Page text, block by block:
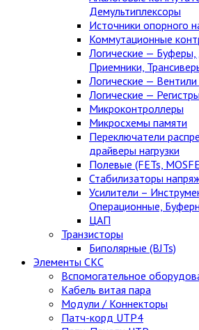
Демультиплексоры
Источники опорного
Коммутационные
Логические —
Приемники,
Логические —
Логические —
Микроконтроллеры
Микросхемы памяти
Переключатели
драйверы нагрузки
Полевые (FETs,
Стабилизаторы
Усилители –
Операционные,
ЦАП
Транзисторы
Биполярные (BJTs)
Элементы СКС
Вспомогательное
Кабель витая пара
Модули / Коннекторы
Патч-корд UTP4